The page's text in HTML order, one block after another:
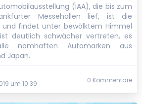
(IAA), die bis zum
Messehallen lief, ist die
findet unter bewölktem Himmel
deutlich schwächer vertreten, es
namhaften Automarken aus
Japan.
um 10:39
0 Kommentare